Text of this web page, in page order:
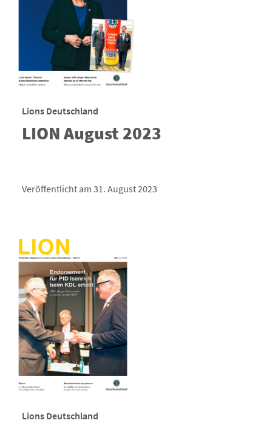
Lions Deutschland
LION August 2023
Veröffentlicht am 31. August 2023
Lions Deutschland